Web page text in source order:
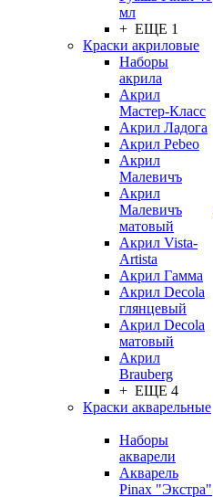
мл
+ ЕЩЕ 1
Краски акриловые
Наборы
акрила
Акрил
Мастер-Класс
Акрил Ладога
Акрил Pebeo
Акрил
Малевичъ
Акрил
Малевичъ
матовый
Акрил Vista-
Artista
Акрил Гамма
Акрил Decola
глянцевый
Акрил Decola
матовый
Акрил
Brauberg
+ ЕЩЕ 4
Краски акварельные
Наборы
акварели
Акварель
Pinax "Экстра"